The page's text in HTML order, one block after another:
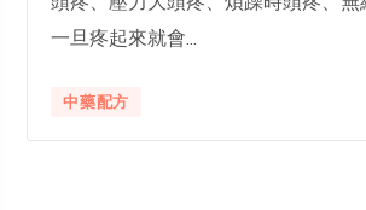
一旦疼起來就會...
中藥配方